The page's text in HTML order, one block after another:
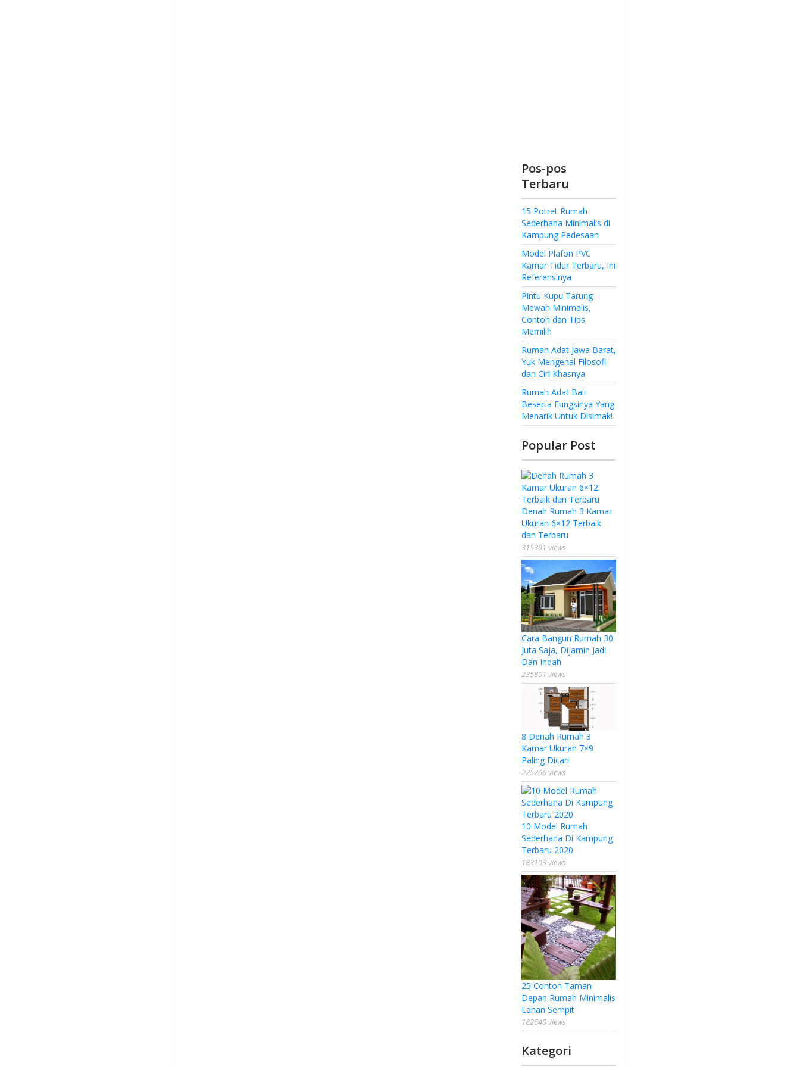
Pos-pos
Terbaru
15 Potret Rumah
Sederhana Minimalis di
Kampung Pedesaan
Model Plafon PVC
Kamar Tidur Terbaru, Ini
Referensinya
Pintu Kupu Tarung
Mewah Minimalis,
Contoh dan Tips
Memilih
Rumah Adat Jawa Barat,
Yuk Mengenal Filosofi
dan Ciri Khasnya
Rumah Adat Bali
Beserta Fungsinya Yang
Menarik Untuk Disimak!
Popular Post
Denah Rumah 3 Kamar
Ukuran 6×12 Terbaik
dan Terbaru
315391 views
Cara Bangun Rumah 30
Juta Saja, Dijamin Jadi
Dan Indah
235801 views
8 Denah Rumah 3
Kamar Ukuran 7×9
Paling Dicari
225266 views
10 Model Rumah
Sederhana Di Kampung
Terbaru 2020
183103 views
25 Contoh Taman
Depan Rumah Minimalis
Lahan Sempit
182640 views
Kategori